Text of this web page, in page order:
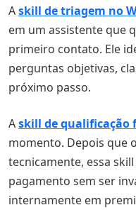
Askill de triagem no
em um assistente que
primeiro contato. Ele
perguntas objetivas,
próximo passo.
Askill de qualificação
momento. Depois que
tecnicamente, essa
pagamento sem ser
internamente em